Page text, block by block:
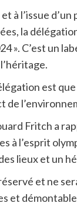
à l’issue
la
». C’est un
est
de
Fritch a
à l’esprit
lieux et un
et ne
et